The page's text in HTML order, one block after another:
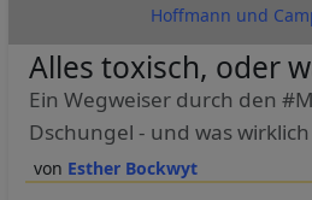
Hoffmann und
Esther Bockwyt
Alles toxisch, oder
Ein Wegweiser durch den
Dschungel - und was